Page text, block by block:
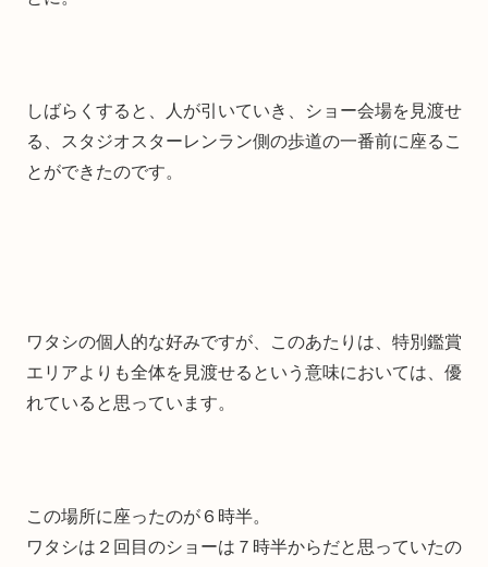
しばらくすると、人が引いていき、ショー会場を見渡せ
る、スタジオスターレンラン側の歩道の一番前に座るこ
とができたのです。
ワタシの個人的な好みですが、このあたりは、特別鑑賞
エリアよりも全体を見渡せるという意味においては、優
れていると思っています。
この場所に座ったのが６時半。
ワタシは２回目のショーは７時半からだと思っていたの